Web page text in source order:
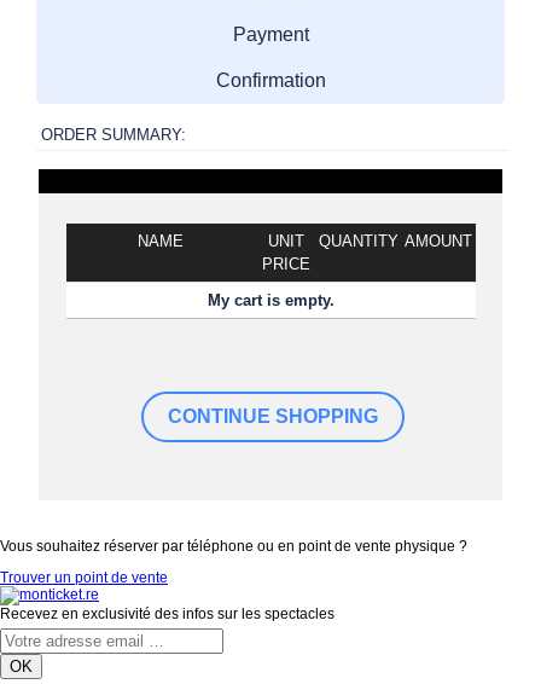
Payment
Confirmation
ORDER SUMMARY:
NAME
UNIT
PRICE
QUANTITY AMOUNT
My cart is empty.
Vous souhaitez réserver par téléphone ou en point de vente physique ?
Trouver un point de vente
Recevez en exclusivité des infos sur les spectacles
OK